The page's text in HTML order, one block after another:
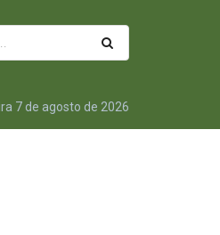
7 de agosto de 2026